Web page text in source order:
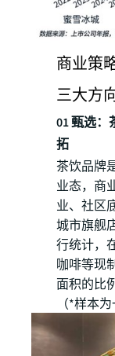
商业策
三大方
01 甄选：
拓
茶饮品牌
业态，商
业、社区
城市旗舰
行统计，
咖啡等现
面积的比
（*样本